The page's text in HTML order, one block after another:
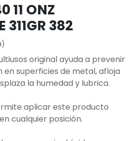
11 ONZ
311GR 382
original ayuda a prevenir
en superficies de metal, afloja
la humedad y lubrica.
aplicar este producto
cualquier posición.